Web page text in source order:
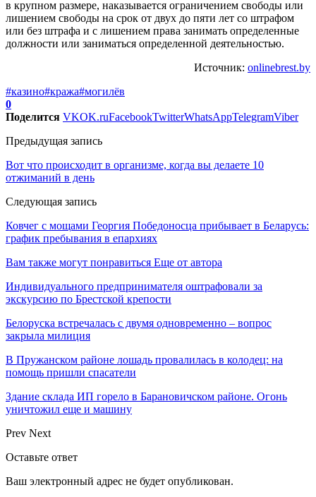
в крупном размере, наказывается ограничением свободы или
лишением свободы на срок от двух до пяти лет со штрафом
или без штрафа и с лишением права занимать определенные
должности или заниматься определенной деятельностью.
Источник: onlinebrest.by
#казино#кража#могилёв
0
Поделится VKOK.ruFacebookTwitterWhatsAppTelegramViber
Предыдущая запись
Вот что происходит в организме, когда вы делаете 10
отжиманий в день
Следующая запись
Ковчег с мощами Георгия Победоносца прибывает в Беларусь:
график пребывания в епархиях
Вам также могут понравиться Еще от автора
Индивидуального предпринимателя оштрафовали за
экскурсию по Брестской крепости
Белоруска встречалась с двумя одновременно – вопрос
закрыла милиция
В Пружанском районе лошадь провалилась в колодец: на
помощь пришли спасатели
Здание склада ИП горело в Барановичском районе. Огонь
уничтожил еще и машину
Prev Next
Оставьте ответ
Ваш электронный адрес не будет опубликован.